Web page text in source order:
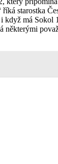
starostka
má